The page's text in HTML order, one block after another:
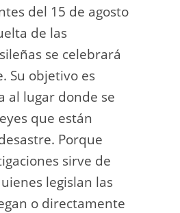
del 15 de agosto
de las
se celebrará
Su objetivo es
al lugar donde se
que están
Porque
sirve de
legislan las
o directamente